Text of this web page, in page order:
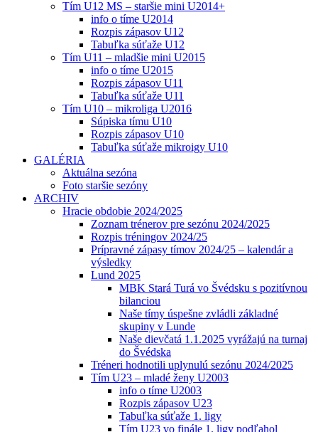
Tím U12 MS – staršie mini U2014+
info o tíme U2014
Rozpis zápasov U12
Tabuľka súťaže U12
Tím U11 – mladšie mini U2015
info o tíme U2015
Rozpis zápasov U11
Tabuľka súťaže U11
Tím U10 – mikroliga U2016
Súpiska tímu U10
Rozpis zápasov U10
Tabuľka súťaže mikroigy U10
GALÉRIA
Aktuálna sezóna
Foto staršie sezóny
ARCHIV
Hracie obdobie 2024/2025
Zoznam trénerov pre sezónu 2024/2025
Rozpis tréningov 2024/25
Prípravné zápasy tímov 2024/25 – kalendár a
výsledky
Lund 2025
MBK Stará Turá vo Švédsku s pozitívnou
bilanciou
Naše tímy úspešne zvládli základné
skupiny v Lunde
Naše dievčatá 1.1.2025 vyrážajú na turnaj
do Švédska
Tréneri hodnotili uplynulú sezónu 2024/2025
Tím U23 – mladé ženy U2003
info o tíme U2003
Rozpis zápasov U23
Tabuľka súťaže 1. ligy
Tím U23 vo finále 1. ligy podľahol